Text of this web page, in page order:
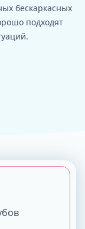
бескаркасных
подходят